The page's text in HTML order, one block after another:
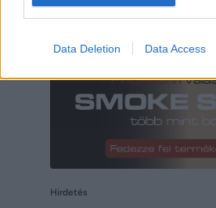
Data Deletion Data Access
Hirdetés